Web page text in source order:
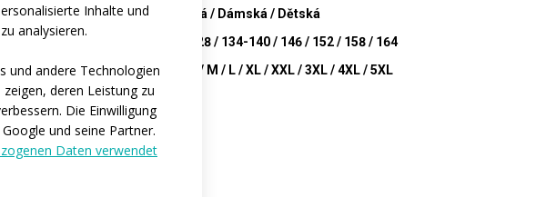
Inhalte und
analysieren.
und andere Technologien
deren Leistung zu
Die Einwilligung
und seine Partner.
Daten verwendet
Varianten:
Pánská / Dámská / Dětská
Kindergrößen:
122-128 / 134-140 / 146 / 152 / 158 / 164
Erwachsenengrößen:
XS / S / M / L / XL / XXL / 3XL / 4XL / 5XL